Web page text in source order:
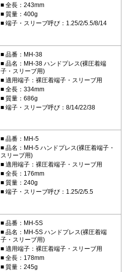
全長：243mm
質量：400g
端子・スリーブ呼び：1.25/2/5.5/8/14
品番：MH-38
品名：MH-38 ハンドプレス(裸圧着端
子・スリーブ用)
適用端子：裸圧着端子・スリーブ用
全長：334mm
質量：686g
端子・スリーブ呼び：8/14/22/38
品番：MH-5
品名：MH-5 ハンドプレス(裸圧着端子・
スリーブ用)
適用端子：裸圧着端子・スリーブ用
全長：176mm
質量：240g
端子・スリーブ呼び：1.25/2/5.5
品番：MH-5S
品名：MH-5S ハンドプレス(裸圧着端
子・スリーブ用)
適用端子：裸圧着端子・スリーブ用
全長：178mm
質量：245g